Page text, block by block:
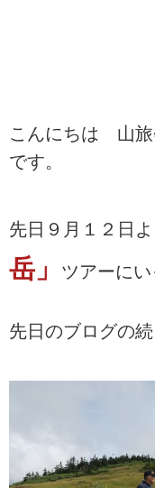
こんにちは 山旅
です。
先日９月１２日
岳」
ツアーにい
先日のブログの